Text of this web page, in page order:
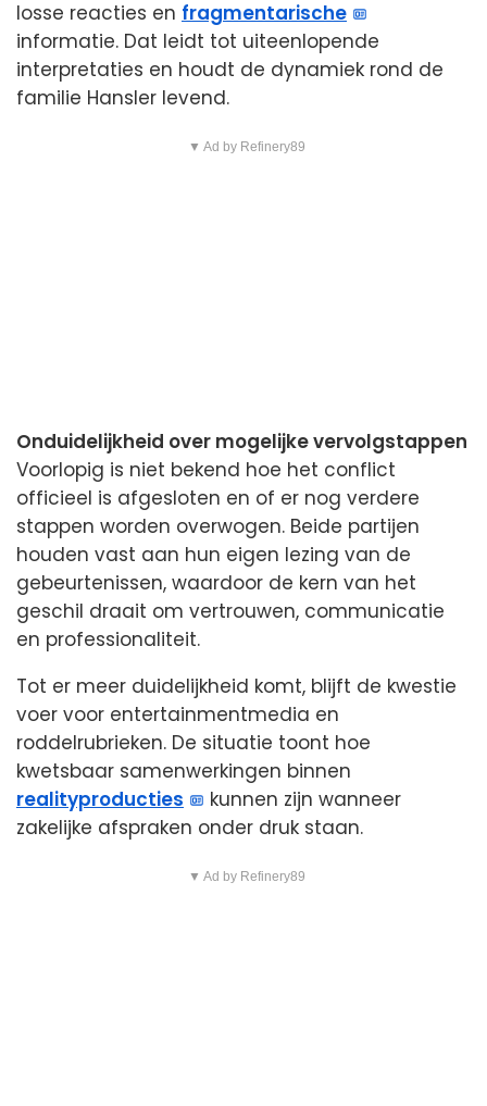
losse reacties en fragmentarische
informatie. Dat leidt tot uiteenlopende
interpretaties en houdt de dynamiek rond de
familie Hansler levend.
▼ Ad by Refinery89
Onduidelijkheid over mogelijke vervolgstappen
Voorlopig is niet bekend hoe het conflict
officieel is afgesloten en of er nog verdere
stappen worden overwogen. Beide partijen
houden vast aan hun eigen lezing van de
gebeurtenissen, waardoor de kern van het
geschil draait om vertrouwen, communicatie
en professionaliteit.
Tot er meer duidelijkheid komt, blijft de kwestie
voer voor entertainmentmedia en
roddelrubrieken. De situatie toont hoe
kwetsbaar samenwerkingen binnen
realityproducties
kunnen zijn wanneer
zakelijke afspraken onder druk staan.
▼ Ad by Refinery89